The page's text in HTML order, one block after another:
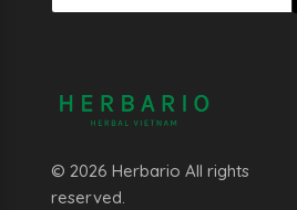
© 2026 Herbario All rights
reserved.